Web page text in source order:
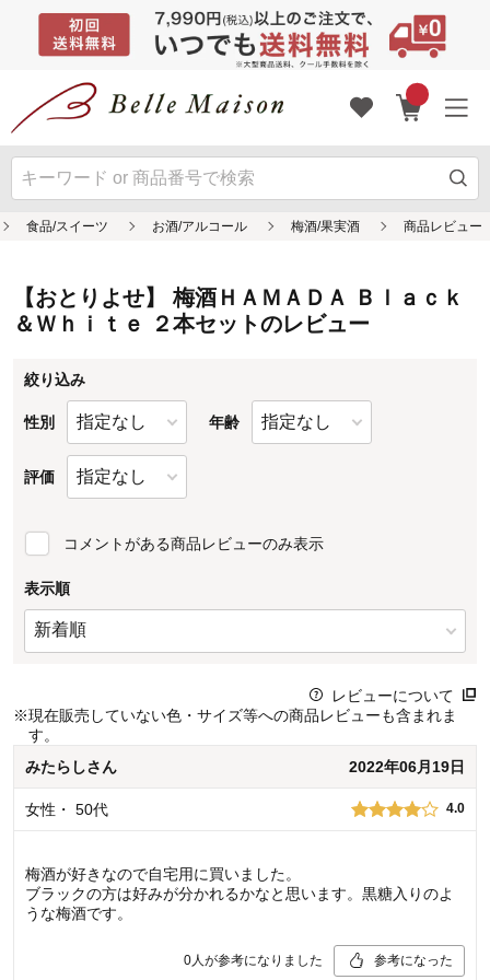
【おとりよせ】 梅酒ＨＡＭＡＤＡ Ｂｌａｃｋ
＆Ｗｈｉｔｅ ２本セットのレビュー
絞り込み
性別 年齢
評価
コメントがある商品レビューのみ表示
表示順
レビューについて
※現在販売していない色・サイズ等への商品レビューも含まれま
す。
みたらしさん 2022年06月19日
女性 ・ 50代 4.0
梅酒が好きなので自宅用に買いました。
ブラックの方は好みが分かれるかなと思います。黒糖入りのよ
うな梅酒です。
0人が参考になりました 参考になった